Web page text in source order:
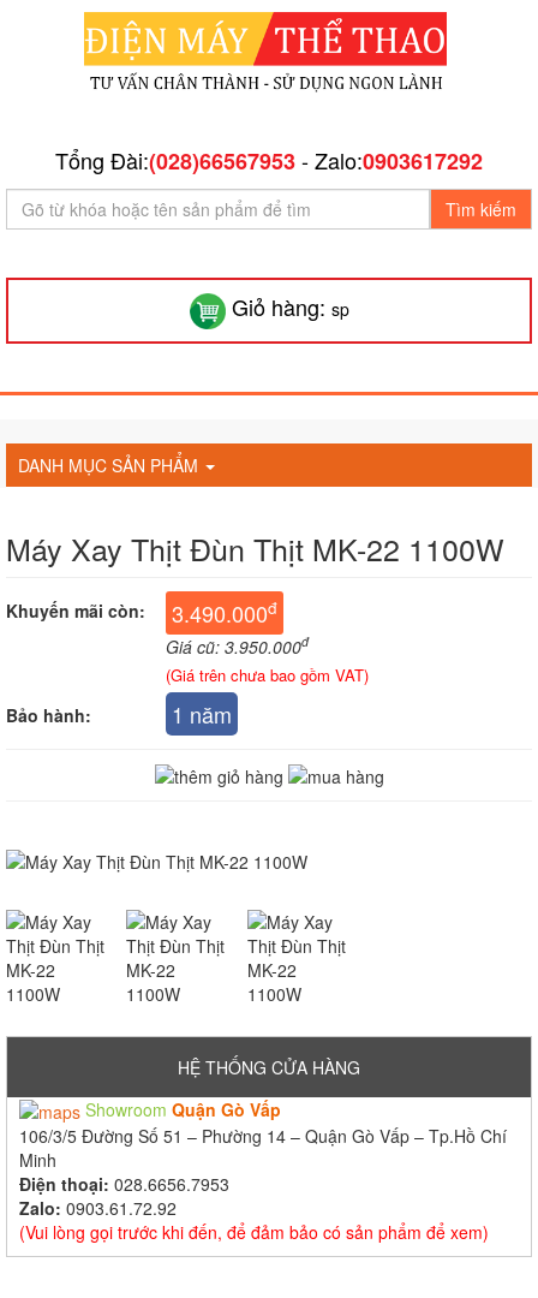
Tổng Đài:(028)66567953- Zalo:0903617292
Tìm kiếm
Giỏ hàng: sp
DANH MỤC SẢN PHẨM
Máy Xay Thịt Đùn Thịt MK-22 1100W
Khuyến mãi còn: 3.490.000đ
Giá cũ: 3.950.000đ
(Giá trên chưa bao gồm VAT)
Bảo hành: 1 năm
HỆ THỐNG CỬA HÀNG
Showroom Quận Gò Vấp
106/3/5 Đường Số 51 – Phường 14 – Quận Gò Vấp – Tp.Hồ Chí
Minh
Điện thoại: 028.6656.7953
Zalo: 0903.61.72.92
(Vui lòng gọi trước khi đến, để đảm bảo có sản phẩm để xem)